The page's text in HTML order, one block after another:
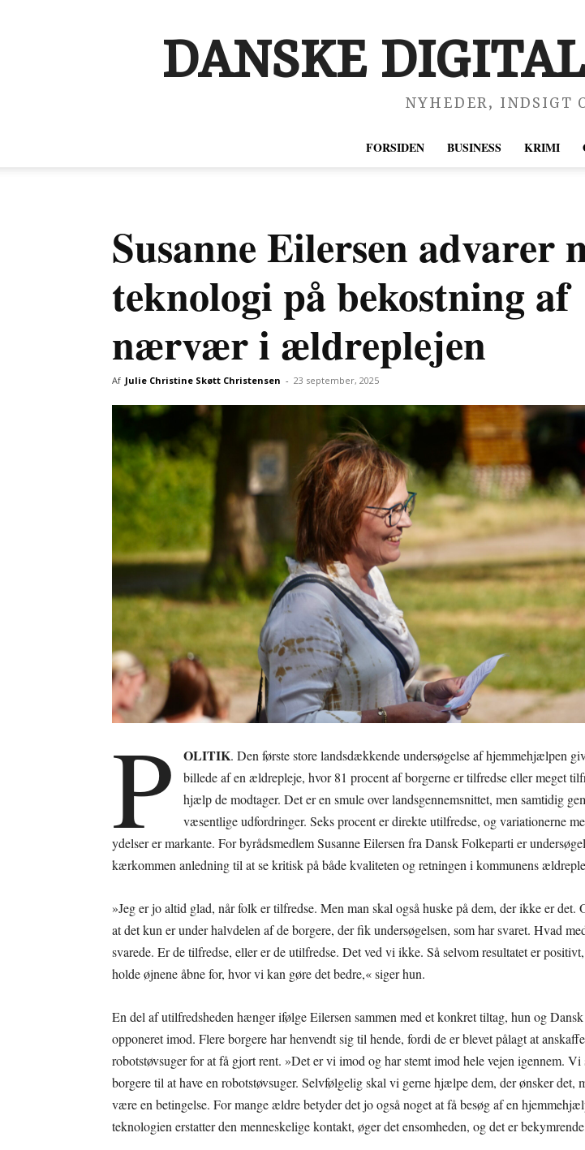
DANSKE
NYHEDER, INDSIGT
FORSIDEN BUSINESS KRIMI
Susanne Eilersen advarer
teknologi på bekostning af
nærvær i ældreplejen
Af Julie Christine Skøtt Christensen - 23 september, 2025
P OLITIK. Den første store landsdækkende undersøgelse af hjemmehjælpen
billede af en ældrepleje, hvor 81 procent af borgerne er tilfredse eller meget
hjælp de modtager. Det er en smule over landsgennemsnittet, men samtidig
væsentlige udfordringer. Seks procent er direkte utilfredse, og variationerne
ydelser er markante. For byrådsmedlem Susanne Eilersen fra Dansk Folkeparti er
kærkommen anledning til at se kritisk på både kvaliteten og retningen i kommunens
»Jeg er jo altid glad, når folk er tilfredse. Men man skal også huske på dem, der ikke er det.
at det kun er under halvdelen af de borgere, der fik undersøgelsen, som har svaret. Hvad
svarede. Er de tilfredse, eller er de utilfredse. Det ved vi ikke. Så selvom resultatet er
holde øjnene åbne for, hvor vi kan gøre det bedre,« siger hun.
En del af utilfredsheden hænger ifølge Eilersen sammen med et konkret tiltag, hun og
opponeret imod. Flere borgere har henvendt sig til hende, fordi de er blevet pålagt at
robotstøvsuger for at få gjort rent. »Det er vi imod og har stemt imod hele vejen igennem.
borgere til at have en robotstøvsuger. Selvfølgelig skal vi gerne hjælpe dem, der ønsker det,
være en betingelse. For mange ældre betyder det jo også noget at få besøg af en
teknologien erstatter den menneskelige kontakt, øger det ensomheden, og det er